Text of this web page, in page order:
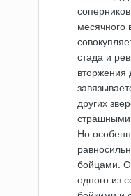
месячного
стада и
вторжения
других
страшными
Но
бойцами.
одного из